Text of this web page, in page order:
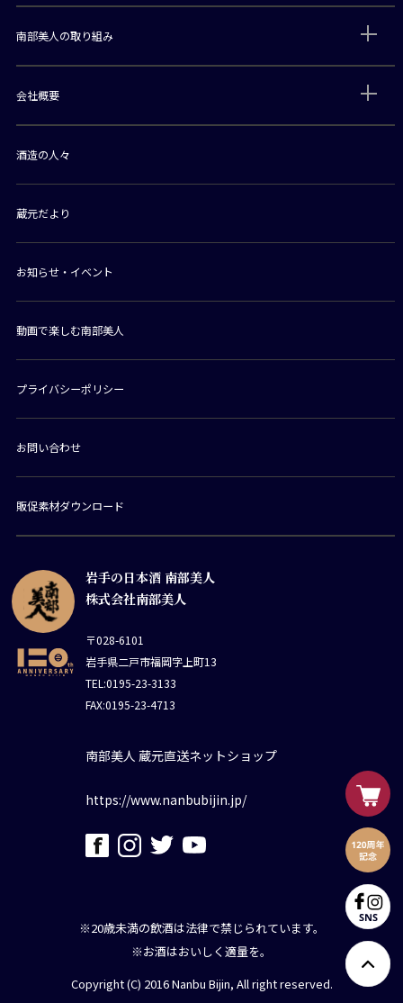
岩手の日本酒 南部美人
株式会社南部美人
〒028-6101
岩手県二戸市福岡字上町13
TEL:0195-23-3133
FAX:0195-23-4713
南部美人 蔵元直送ネットショップ
https://www.nanbubijin.jp/
南部美人の取り組み
会社概要
酒造の人々
蔵元だより
お知らせ・イベント
動画で楽しむ南部美人
プライバシーポリシー
お問い合わせ
販促素材ダウンロード
※20歳未満の飲酒は法律で禁じられています。
※お酒はおいしく適量を。
Copyright (C) 2016 Nanbu Bijin, All right reserved.